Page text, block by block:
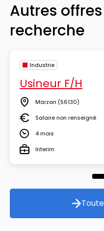
Autres
recherche
Industrie
Usineur F/H
Lieu Marzan (56130)
SalaireSalaire non renseigné
Durée4 mois
TypeInterim